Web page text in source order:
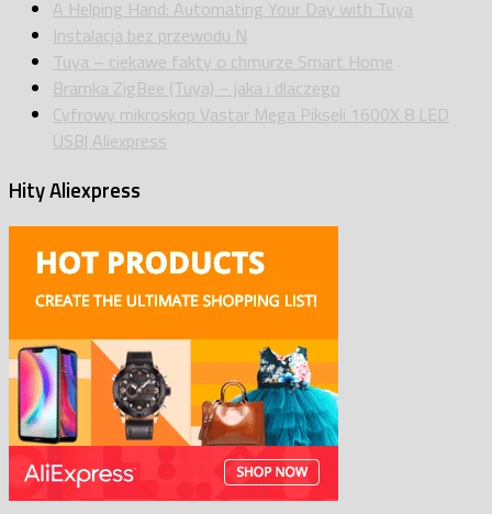
A Helping Hand: Automating Your Day with Tuya
Instalacja bez przewodu N
Tuya – ciekawe fakty o chmurze Smart Home
Bramka ZigBee (Tuya) – jaka i dlaczego
Cyfrowy mikroskop Vastar Mega Pikseli 1600X 8 LED
USB| Aliexpress
Hity Aliexpress